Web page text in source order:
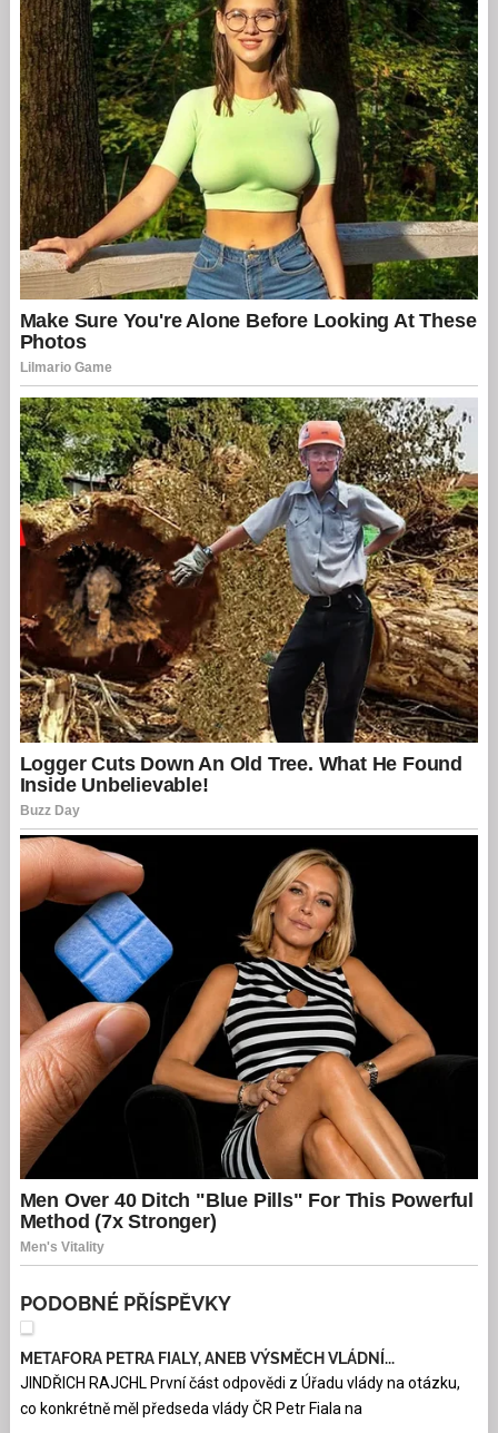
PODOBNÉ PŘÍSPĚVKY
METAFORA PETRA FIALY, ANEB VÝSMĚCH VLÁDNÍ...
JINDŘICH RAJCHL První část odpovědi z Úřadu vlády na otázku,
co konkrétně měl předseda vlády ČR Petr Fiala na